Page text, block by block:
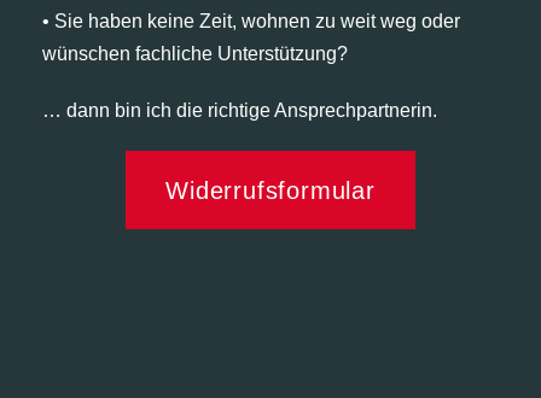
• Sie haben keine Zeit, wohnen zu weit weg oder
wünschen fachliche Unterstützung?
… dann bin ich die richtige Ansprechpartnerin.
Widerrufsformular